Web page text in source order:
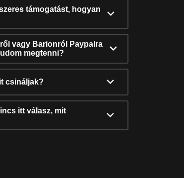
támogatást, hogyan
vagy Barionról Paypalra
megtenni?
csináljak?
itt válasz, mit